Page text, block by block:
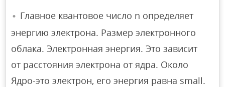
Главное квантовое число n определяет
энергию электрона. Размер электронного
облака. Электронная энергия. Это зависит
от расстояния электрона от ядра. Около
Ядро-это электрон, его энергия равна small.